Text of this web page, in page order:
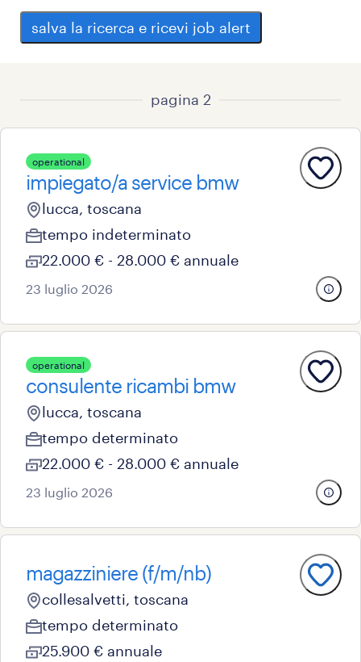
salva la ricerca e ricevi job alert
pagina 2
operational
impiegato/a service bmw
lucca, toscana
tempo indeterminato
22.000 € - 28.000 € annuale
23 luglio 2026
operational
consulente ricambi bmw
lucca, toscana
tempo determinato
22.000 € - 28.000 € annuale
23 luglio 2026
magazziniere ​(f/m/nb)
collesalvetti, toscana
tempo determinato
25.900 € annuale